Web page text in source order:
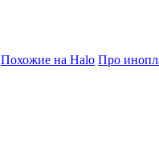
Похожие на Halo Про